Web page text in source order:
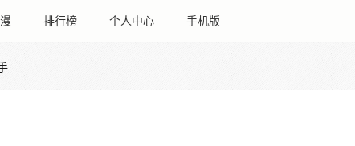
排行榜 个人中心 手机版